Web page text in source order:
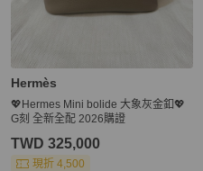
Hermès
💖Hermes Mini bolide 大象灰金釦💖
G刻 全新全配 2026購證
TWD 325,000
現折 4,500